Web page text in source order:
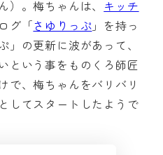
）。梅ちゃんは、 キッチ
グ「さゆりっぷ 」を持っ
」の更新に波があって、
という事をものくろ師匠
で、梅ちゃんをバリバリ
してスタートしたようで